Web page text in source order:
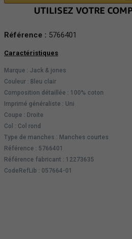
Référence : 5766401
Caractéristiques
Marque : Jack & jones
Couleur : Bleu clair
Composition détaillée : 100% coton
Imprimé généraliste : Uni
Coupe : Droite
Col : Col rond
Type de manches : Manches courtes
Référence : 5766401
Référence fabricant : 12273635
CodeRefLib : 057664-01